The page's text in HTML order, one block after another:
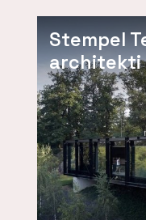
Stempel
architekti